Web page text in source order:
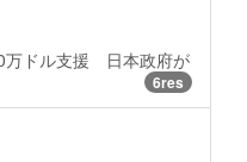
万ドル支援 日本政府が
6res